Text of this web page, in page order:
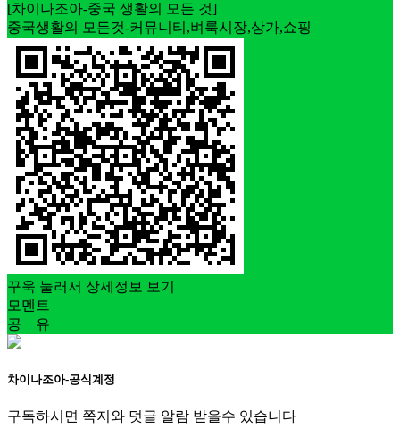
[차이나조아-중국 생활의 모든 것]
중국생활의 모든것-커뮤니티,벼룩시장,상가,쇼핑
꾸욱 눌러서 상세정보 보기
모멘트
공 유
차이나조아-공식계정
구독하시면 쪽지와 덧글 알람 받을수 있습니다